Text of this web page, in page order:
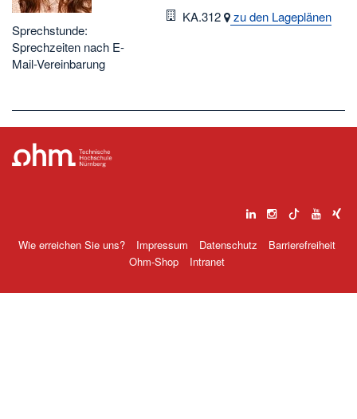
Sprechstunde:
Sprechzeiten nach E-
Mail-Vereinbarung
Raum
KA.312 zu den Lageplänen
Wie erreichen Sie uns? Impressum Datenschutz
Barrierefreiheit
Ohm-Shop
Intranet